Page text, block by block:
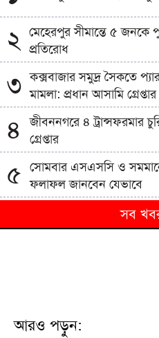
২
মেহেরপুর সীমান্তে ৫ জনকে
প্রতিরোধ
৩ কক্সবাজার সমুদ্র সৈকতে
মামলা: প্রধান আসামি গ্রেপ্তার
৪
জীবননগরে ৪ ট্রান্সফরমার
গ্রেপ্তার
৫ সোমবার এসএসসি ও
ফলাফল জানবেন যেভাবে
সেপ্টেম্বরে যুক্তরাষ্ট্র সফরে
সব
আরও পড়ুন: